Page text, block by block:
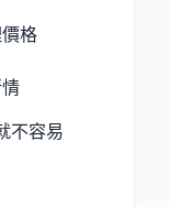
格
不容易